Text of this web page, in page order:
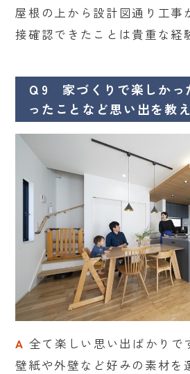
屋根の上から設計図通り工事
接確認できたことは貴重な経
Ｑ9 家づくりで楽しかっ
ったことなど思い出を教
A 全て楽しい思い出ばかりで
壁紙や外壁など好みの素材を